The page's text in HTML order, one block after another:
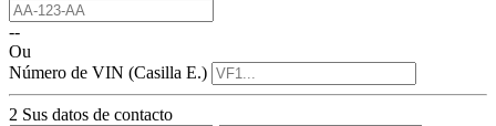
--
Ou
Número de VIN (Casilla E.)
2 Sus datos de contacto